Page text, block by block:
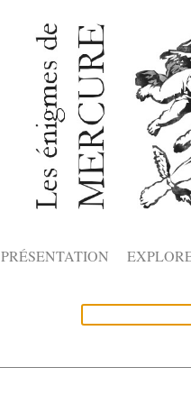
PRÉSENTATION